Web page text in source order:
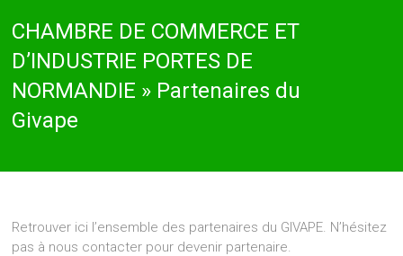
CHAMBRE DE COMMERCE ET
D’INDUSTRIE PORTES DE
NORMANDIE » Partenaires du
Givape
Retrouver ici l’ensemble des partenaires du GIVAPE. N’hésitez
pas à nous contacter pour devenir partenaire.